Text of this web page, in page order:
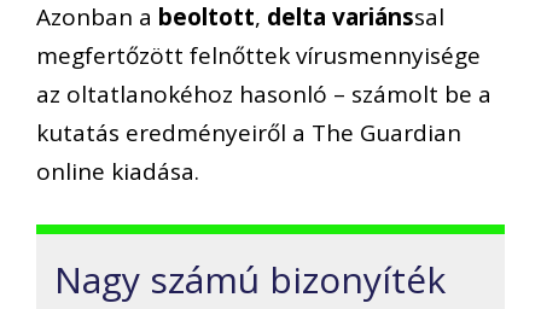
Azonban a beoltott, delta variánssal
megfertőzött felnőttek vírusmennyisége
az oltatlanokéhoz hasonló – számolt be a
kutatás eredményeiről a The Guardian
online kiadása.
Nagy számú bizonyíték